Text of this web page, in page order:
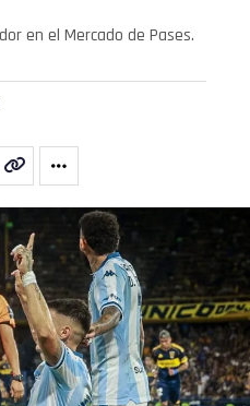
en el Mercado de Pases.